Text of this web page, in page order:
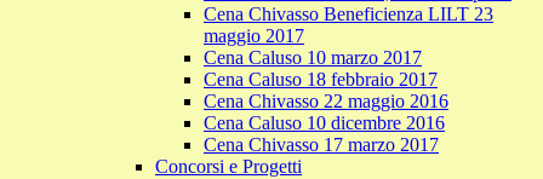
Cena Chivasso Beneficienza LILT 23
maggio 2017
Cena Caluso 10 marzo 2017
Cena Caluso 18 febbraio 2017
Cena Chivasso 22 maggio 2016
Cena Caluso 10 dicembre 2016
Cena Chivasso 17 marzo 2017
Concorsi e Progetti